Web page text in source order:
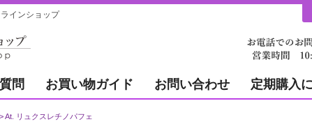
インショップ
問 お買い物ガイド お問い合わせ 定期購入
At. リュクスレチノパフェ